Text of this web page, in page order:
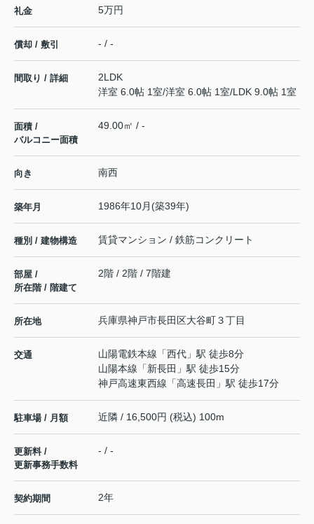
礼金 5万円
償却 / 敷引 - / -
間取り / 詳細
2LDK
洋室 6.0帖 1室/洋室 6.0帖 1室/LDK 9.0帖 1室
面積 /
バルコニー面積
49.00㎡ / -
向き 南西
築年月 1986年10月(築39年)
種別 / 建物構造 賃貸マンション / 鉄筋コンクリート
部屋 /
所在階 / 階建て
2階 / 2階 / 7階建
所在地 兵庫県神戸市長田区大谷町３丁目
交通 山陽電鉄本線 「西代 」駅 徒歩8分
山陽本線 「新長田 」駅 徒歩15分
神戸高速東西線 「高速長田 」駅 徒歩17分
駐車場 / 月額 近隣 / 16,500円 (税込) 100m
更新料 /
更新事務手数料
- / -
契約期間 2年